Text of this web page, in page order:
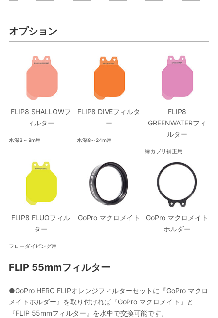
オプション
FLIP8 SHALLOWフ
ィルター
水深3～8m用
FLIP8 DIVEフィルタ
ー
水深8～24m用
FLIP8
GREENWATERフィ
ルター
緑カブリ補正用
FLIP8 FLUOフィル
ター
フローダイビング用
GoPro マクロメイト
GoPro マクロメイト
ホルダー
FLIP 55mmフィルター
●GoPro HERO FLIPオレンジフィルターセットに『GoPro マクロ
メイトホルダー』を取り付ければ『GoPro マクロメイト』と
『FLIP 55mmフィルター』を水中で交換可能です。